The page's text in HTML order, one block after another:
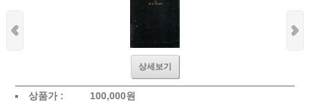
상세보기
상품가 : 100,000원